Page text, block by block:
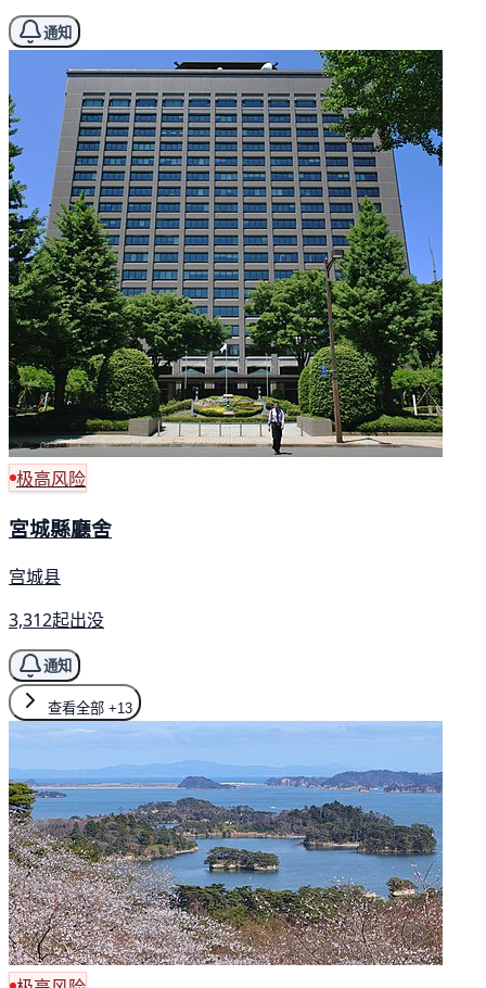
通知
极高风险
宮城縣廳舍
宫城县
3,312起出没
通知
查看全部 +13